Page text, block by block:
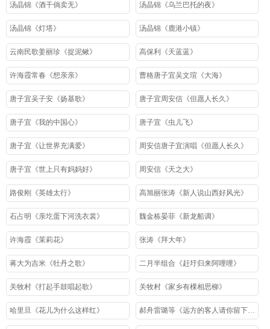
汤晶锦《酒干倘卖无》 汤晶锦《乌兰巴托的夜》
汤晶锦《灯塔》 汤晶锦《鹿港小镇》
云南民歌姜丽珍《捉泥鳅》 高保利《天蓝蓝》
许海霞常春《想亲亲》 曹格唐子宜吴文瑄《大海》
唐子宜吴子安《扬基歌》 唐子宜周安信《但愿人长久》
唐子宜《我的中国心》 唐子宜《虫儿飞》
唐子宜《让世界充满爱》 周安信唐子宜演唱《但愿人长久》
唐子宜《世上只有妈妈好》 周安信《天之大》
路俊刚《英雄太行》 高旭丽张涛《新人说山西好风光》
石占明《亲圪蛋下河洗衣裳》 魏金栋晏菲《新龙船调》
许海霞《茉莉花》 张涛《拜大年》
蒋大为吉米《牡丹之歌》 二月半组合《赶圩归来阿哩哩》
关牧村《打起手鼓唱起歌》 关牧村《家乡有棵相思柳》
哈里旦《花儿为什么这样红》 郝舟雷璐等《远方的客人请你留下来》